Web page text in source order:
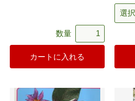
数量
カートに入れる